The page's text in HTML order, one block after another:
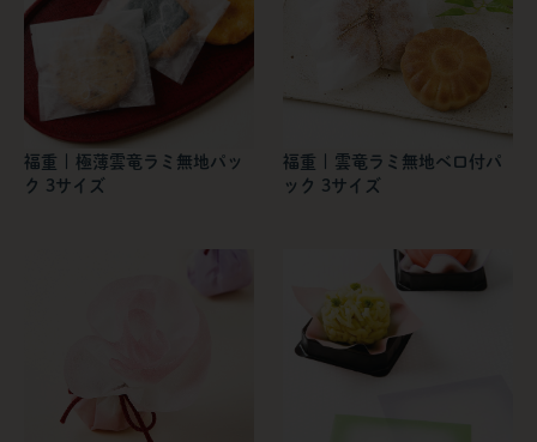
福重 | 極薄雲竜ラミ無地パッ
ク 3サイズ
福重 | 雲竜ラミ無地ベロ付パ
ック 3サイズ